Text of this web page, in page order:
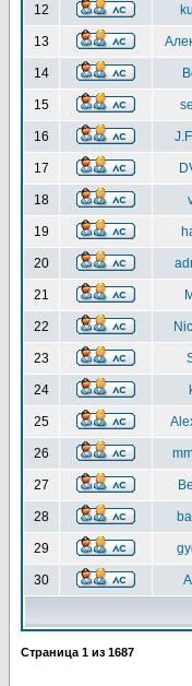
12
13
14
15
16
17
18
19
20
21
22
23
24
25
26
27
28
29
30
Страница 1 из 1687